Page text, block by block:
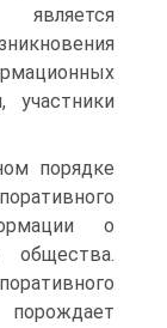
участники
порядке
о
общества.